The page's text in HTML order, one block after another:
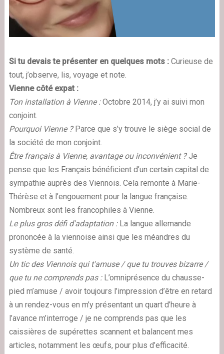
Si tu devais te présenter en quelques mots :Curieuse de
tout, j’observe, lis, voyage et note.
Vienne côté expat :
Ton installation à Vienne :Octobre 2014, j’y ai suivi mon
conjoint.
Pourquoi Vienne ?Parce que s’y trouve le siège social de
la société de mon conjoint.
Être français à Vienne, avantage ou inconvénient ?Je
pense que les Français bénéficient d’un certain capital de
sympathie auprès des Viennois. Cela remonte à Marie-
Thérèse et à l’engouement pour la langue française.
Nombreux sont les francophiles à Vienne.
Le plus gros défi d'adaptation :La langue allemande
prononcée à la viennoise ainsi que les méandres du
système de santé.
Un tic des Viennois qui t'amuse / que tu trouves bizarre /
que tu ne comprends pas :L’omniprésence du chausse-
pied m’amuse / avoir toujours l’impression d’être en retard
à un rendez-vous en m’y présentant un quart d’heure à
l’avance m’interroge / je ne comprends pas que les
caissières de supérettes scannent et balancent mes
articles, notamment les œufs, pour plus d’efficacité.